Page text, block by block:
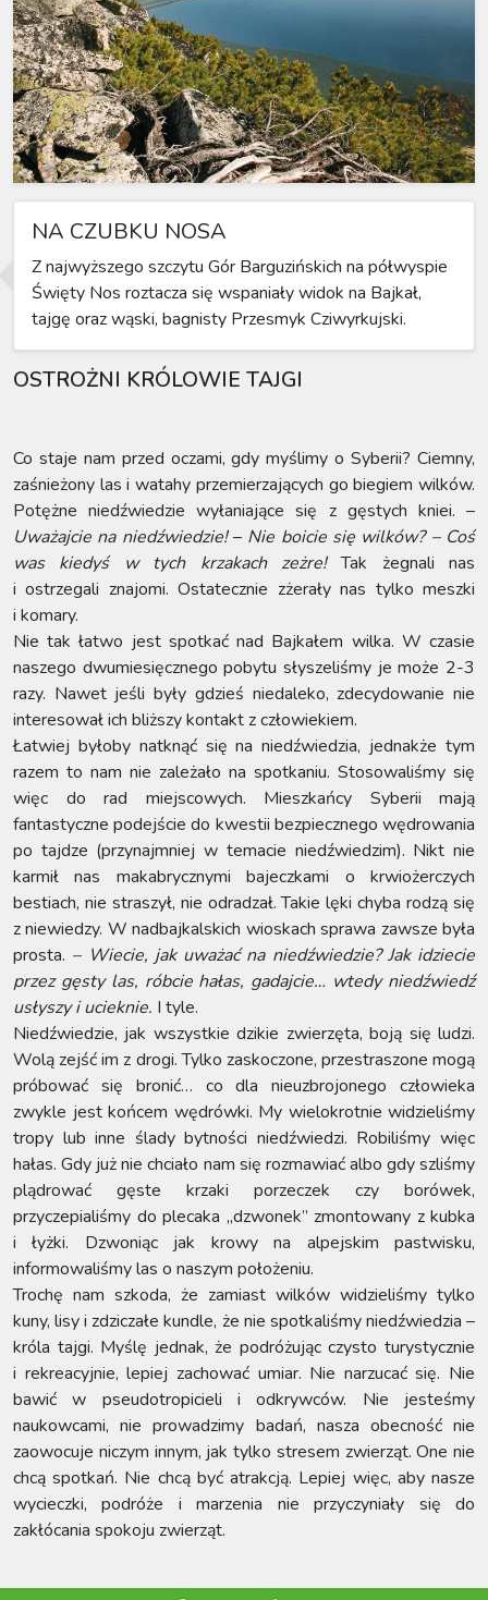
NA CZUBKU NOSA
Z najwyższego szczytu Gór Barguzińskich na półwyspie
Święty Nos roztacza się wspaniały widok na Bajkał,
tajgę oraz wąski, bagnisty Przesmyk Cziwyrkujski.
OSTROŻNI KRÓLOWIE TAJGI
Co staje nam przed oczami, gdy myślimy o Syberii? Ciemny,
zaśnieżony las i watahy przemierzających go biegiem wilków.
Potężne niedźwiedzie wyłaniające się z gęstych kniei. –
Uważajcie na niedźwiedzie!– Nie boicie się wilków? – Coś
was kiedyś w tych krzakach zeżre!Tak żegnali nas
i ostrzegali znajomi. Ostatecznie zżerały nas tylko meszki
i komary.
Nie tak łatwo jest spotkać nad Bajkałem wilka. W czasie
naszego dwumiesięcznego pobytu słyszeliśmy je może 2-3
razy. Nawet jeśli były gdzieś niedaleko, zdecydowanie nie
interesował ich bliższy kontakt z człowiekiem.
Łatwiej byłoby natknąć się na niedźwiedzia, jednakże tym
razem to nam nie zależało na spotkaniu. Stosowaliśmy się
więc do rad miejscowych. Mieszkańcy Syberii mają
fantastyczne podejście do kwestii bezpiecznego wędrowania
po tajdze (przynajmniej w temacie niedźwiedzim). Nikt nie
karmił nas makabrycznymi bajeczkami o krwiożerczych
bestiach, nie straszył, nie odradzał. Takie lęki chyba rodzą się
z niewiedzy. W nadbajkalskich wioskach sprawa zawsze była
prosta. – Wiecie, jak uważać na niedźwiedzie? Jak idziecie
przez gęsty las, róbcie hałas, gadajcie… wtedy niedźwiedź
usłyszy i ucieknie. I tyle.
Niedźwiedzie, jak wszystkie dzikie zwierzęta, boją się ludzi.
Wolą zejść im z drogi. Tylko zaskoczone, przestraszone mogą
próbować się bronić… co dla nieuzbrojonego człowieka
zwykle jest końcem wędrówki. My wielokrotnie widzieliśmy
tropy lub inne ślady bytności niedźwiedzi. Robiliśmy więc
hałas. Gdy już nie chciało nam się rozmawiać albo gdy szliśmy
plądrować gęste krzaki porzeczek czy borówek,
przyczepialiśmy do plecaka „dzwonek” zmontowany z kubka
i łyżki. Dzwoniąc jak krowy na alpejskim pastwisku,
informowaliśmy las o naszym położeniu.
Trochę nam szkoda, że zamiast wilków widzieliśmy tylko
kuny, lisy i zdziczałe kundle, że nie spotkaliśmy niedźwiedzia –
króla tajgi. Myślę jednak, że podróżując czysto turystycznie
i rekreacyjnie, lepiej zachować umiar. Nie narzucać się. Nie
bawić w pseudotropicieli i odkrywców. Nie jesteśmy
naukowcami, nie prowadzimy badań, nasza obecność nie
zaowocuje niczym innym, jak tylko stresem zwierząt. One nie
chcą spotkań. Nie chcą być atrakcją. Lepiej więc, aby nasze
wycieczki, podróże i marzenia nie przyczyniały się do
zakłócania spokoju zwierząt.